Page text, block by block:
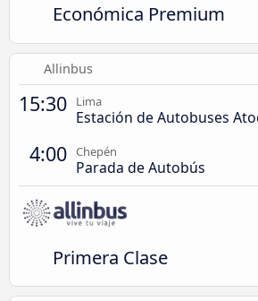
Económica Premium
Allinbus
15:30 Lima
Estación de Autobuses
4:00 Chepén
Parada de Autobús
Primera Clase